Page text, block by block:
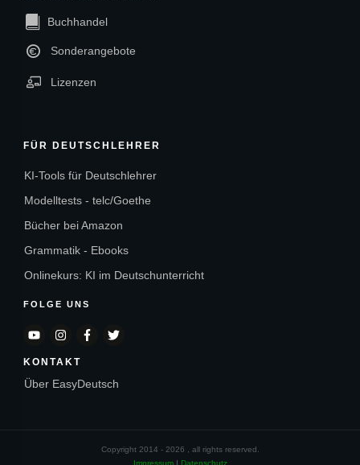
Buchhandel
Sonderangebote
Lizenzen
FÜR DEUTSCHLEHRER
KI-Tools für Deutschlehrer
Modelltests - telc/Goethe
Bücher bei Amazon
Grammatik - Ebooks
Onlinekurs: KI im Deutschunterricht
FOLGE UNS
KONTAKT
Über EasyDeutsch
Copyright 2014 - 2026
, all rights reserved.
ImpressumI Datenschutz